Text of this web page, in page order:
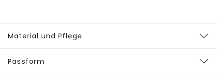
Material und Pflege
Passform